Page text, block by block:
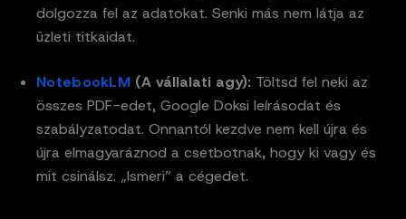
dolgozza fel az adatokat. Senki más nem látja az
üzleti titkaidat.
NotebookLM (A vállalati agy): Töltsd fel neki az
összes PDF-edet, Google Doksi leírásodat és
szabályzatodat. Onnantól kezdve nem kell újra és
újra elmagyaráznod a csetbotnak, hogy ki vagy és
mit csinálsz. „Ismeri” a cégedet.